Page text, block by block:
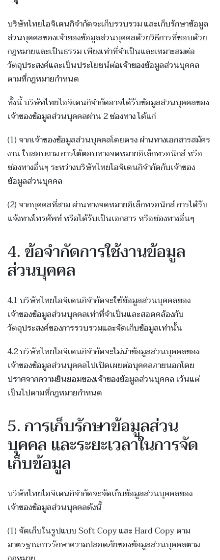
บริษัทไทยไอจิเดนกิจำกัดจะเก็บรวบรวม และเก็บรักษาข้อมูล
ส่วนบุคคลของเจ้าของข้อมูลส่วนบุคคลด้วยวิธีการที่ชอบด้วย
กฎหมายและเป็นธรรม เพียงเท่าที่จำเป็นและเหมาะสมต่อ
วัตถุประสงค์และเป็นประโยชน์ต่อเจ้าของข้อมูลส่วนบุคคล
ตามที่กฎหมายกำหนด
ทั้งนี้ บริษัทไทยไอจิเดนกิจำกัดอาจได้รับข้อมูลส่วนบุคคลของ
เจ้าของข้อมูลส่วนบุคคลผ่าน 2 ช่องทาง ได้แก่
(1) จากเจ้าของข้อมูลส่วนบุคคลโดยตรง ผ่านทางเอกสารสมัคร
งาน ใบสอบถาม การโต้ตอบทางจดหมายอิเล็กทรอนิกส์ หรือ
ช่องทางอื่นๆ ระหว่างบริษัทไทยไอจิเดนกิจำกัดกับเจ้าของ
ข้อมูลส่วนบุคคล
(2) จากบุคคลที่สาม ผ่านทางจดหมายอิเล็กทรอนิกส์ การได้รับ
แจ้งทางโทรศัพท์ หรือได้รับเป็นเอกสาร หรือช่องทางอื่นๆ
4. ข้อจำกัดการใช้งานข้อมูล
ส่วนบุคคล
4.1 บริษัทไทยไอจิเดนกิจำกัดจะใช้ข้อมูลส่วนบุคคลของ
เจ้าของข้อมูลส่วนบุคคลเท่าที่จำเป็นและสอดคล้องกับ
วัตถุประสงค์ของการรวบรวมและจัดเก็บข้อมูลเท่านั้น
4.2 บริษัทไทยไอจิเดนกิจำกัดจะไม่นำข้อมูลส่วนบุคคลของ
เจ้าของข้อมูลส่วนบุคคลไปเปิดเผยต่อบุคคลภายนอกโดย
ปราศจากความยินยอมของเจ้าของข้อมูลส่วนบุคคล เว้นแต่
เป็นไปตามที่กฎหมายกำหนด
5. การเก็บรักษาข้อมูลส่วน
บุคคล และระยะเวลาในการจัด
เก็บข้อมูล
บริษัทไทยไอจิเดนกิจำกัดจะจัดเก็บข้อมูลส่วนบุคคลของ
เจ้าของข้อมูลส่วนบุคคลดังนี้
(1) จัดเก็บในรูปแบบ Soft Copy และ Hard Copy ตาม
มาตรฐานการรักษาความปลอดภัยของข้อมูลส่วนบุคคลตาม